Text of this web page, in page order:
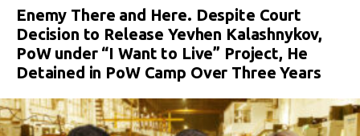
Enemy There and Here. Despite Court
Decision to Release Yevhen Kalashnykov,
PoW under “I Want to Live” Project, He
Detained in PoW Camp Over Three Years